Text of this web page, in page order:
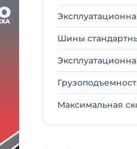
Шины
Максимальная